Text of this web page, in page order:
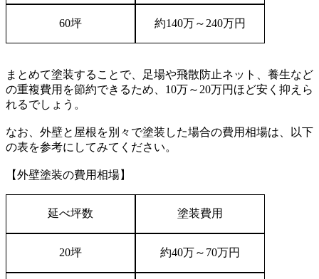
60坪 約140万～ 240万円
まとめて塗装することで、足場や飛散防止ネット、養生など
の重複費用を節約できるため、10万～20万円ほど安く抑えら
れるでしょう。
なお、外壁と屋根を別々で塗装した場合の費用相場は、以下
の表を参考にしてみてください。
【外壁塗装の費用相場】
延べ坪数 塗装費用
20坪 約40万～ 70万円